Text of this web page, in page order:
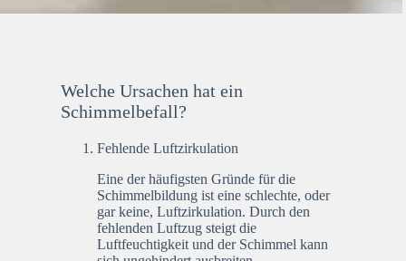
Welche Ursachen hat ein
Schimmelbefall?
Fehlende Luftzirkulation
Eine der häufigsten Gründe für die
Schimmelbildung ist eine schlechte, oder
gar keine, Luftzirkulation. Durch den
fehlenden Luftzug steigt die
Luftfeuchtigkeit und der Schimmel kann